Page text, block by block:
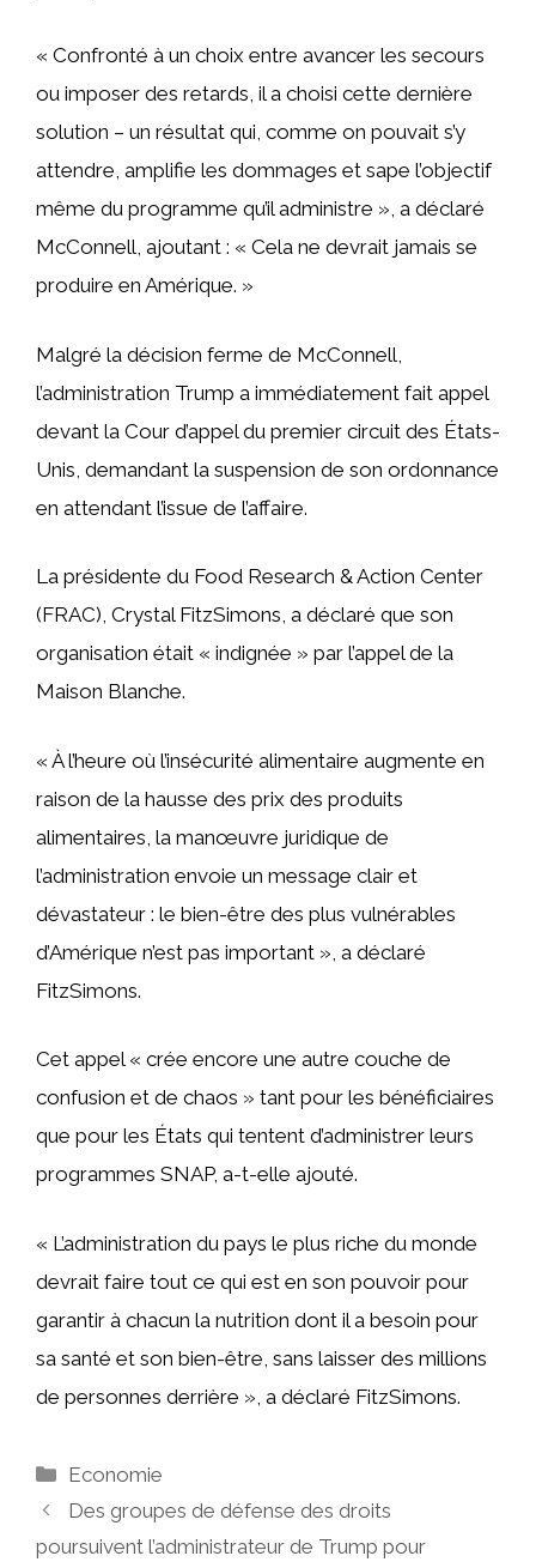
« Confronté à un choix entre avancer les secours
ou imposer des retards, il a choisi cette dernière
solution – un résultat qui, comme on pouvait s’y
attendre, amplifie les dommages et sape l’objectif
même du programme qu’il administre », a déclaré
McConnell, ajoutant : « Cela ne devrait jamais se
produire en Amérique. »
Malgré la décision ferme de McConnell,
l’administration Trump a immédiatement fait appel
devant la Cour d’appel du premier circuit des États-
Unis, demandant la suspension de son ordonnance
en attendant l’issue de l’affaire.
La présidente du Food Research & Action Center
(FRAC), Crystal FitzSimons, a déclaré que son
organisation était « indignée » par l’appel de la
Maison Blanche.
« À l’heure où l’insécurité alimentaire augmente en
raison de la hausse des prix des produits
alimentaires, la manœuvre juridique de
l’administration envoie un message clair et
dévastateur : le bien-être des plus vulnérables
d’Amérique n’est pas important », a déclaré
FitzSimons.
Cet appel « crée encore une autre couche de
confusion et de chaos » tant pour les bénéficiaires
que pour les États qui tentent d’administrer leurs
programmes SNAP, a-t-elle ajouté.
« L’administration du pays le plus riche du monde
devrait faire tout ce qui est en son pouvoir pour
garantir à chacun la nutrition dont il a besoin pour
sa santé et son bien-être, sans laisser des millions
de personnes derrière », a déclaré FitzSimons.
Catégories
Economie
Des groupes de défense des droits
poursuivent l’administrateur de Trump pour